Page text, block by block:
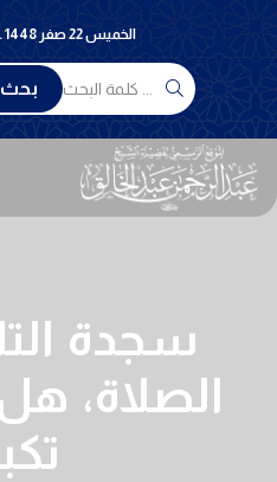
الخميس 22 صفر 1448 . 6 أغسطس 2026
بحث
سجدة
الصلاة،